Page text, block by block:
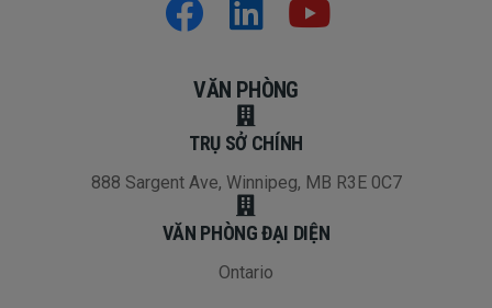
VĂN PHÒNG
TRỤ SỞ CHÍNH
888 Sargent Ave, Winnipeg, MB R3E 0C7
VĂN PHÒNG ĐẠI DIỆN
Ontario